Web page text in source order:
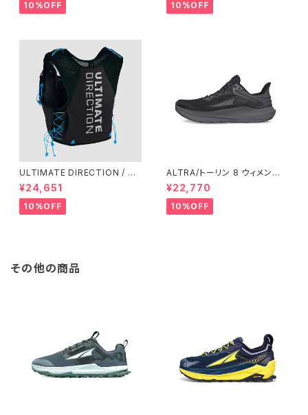
erald 2.0
10%OFF
ウィメンズ / ONYX
10%OFF
ULTIMATE DIRECTION / ア
ルティメット ディレクション XO
DUS VEST（エクソドス ベスト）
メンズ / ONYX
¥24,651
10%OFF
ALTRA/トーリン 8 ウィメン
ズ Black/Black
¥22,770
10%OFF
その他の商品